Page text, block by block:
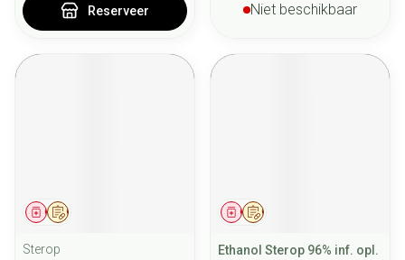
Reserveer Niet beschikbaar
Op voorschrift
Geneesmiddel
Sterop
Op voorschrift
Geneesmiddel
Ethanol Sterop 96% inf. opl.